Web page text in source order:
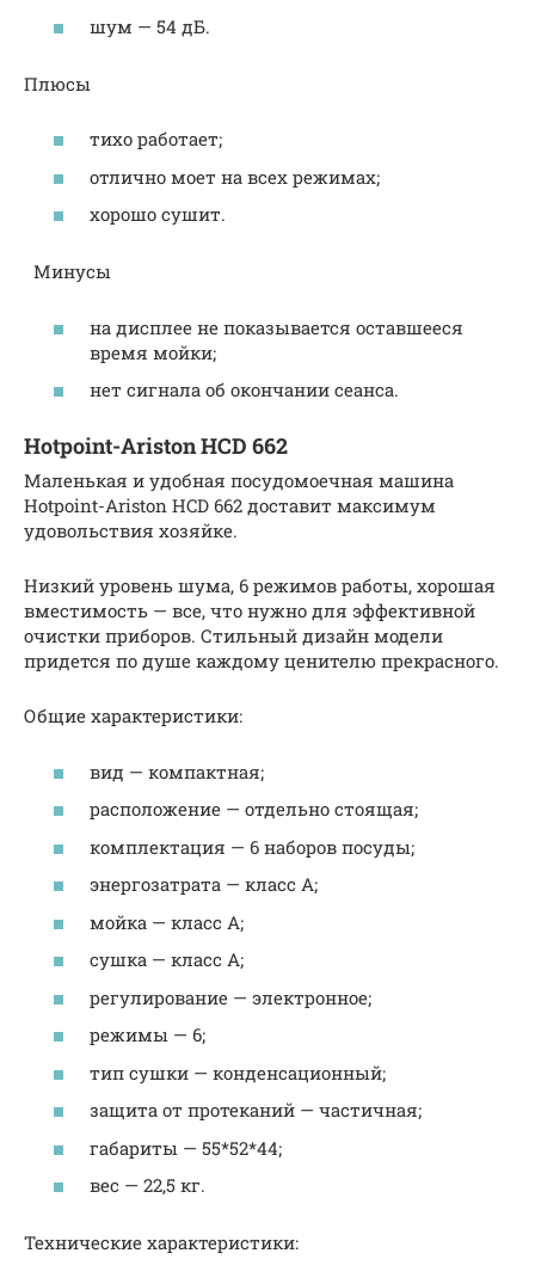
шум — 54 дБ.
Плюсы
тихо работает;
отлично моет на всех режимах;
хорошо сушит.
Минусы
на дисплее не показывается оставшееся
время мойки;
нет сигнала об окончании сеанса.
Hotpoint-Ariston HCD 662
Маленькая и удобная посудомоечная машина
Hotpoint-Ariston HCD 662 доставит максимум
удовольствия хозяйке.
Низкий уровень шума, 6 режимов работы, хорошая
вместимость — все, что нужно для эффективной
очистки приборов. Стильный дизайн модели
придется по душе каждому ценителю прекрасного.
Общие характеристики:
вид — компактная;
расположение — отдельно стоящая;
комплектация — 6 наборов посуды;
энергозатрата — класс А;
мойка — класс А;
сушка — класс А;
регулирование — электронное;
режимы — 6;
тип сушки — конденсационный;
защита от протеканий — частичная;
габариты — 55*52*44;
вес — 22,5 кг.
Технические характеристики: